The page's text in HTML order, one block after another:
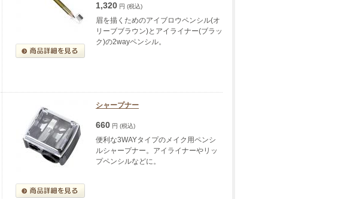
1,320 円 (税込)
眉を描くためのアイブロウペンシル(オ
リーブブラウン)とアイライナー(ブラッ
ク)の2wayペンシル。
シャープナー
660 円 (税込)
便利な3WAYタイプのメイク用ペンシ
ルシャープナー。アイライナーやリッ
プペンシルなどに。